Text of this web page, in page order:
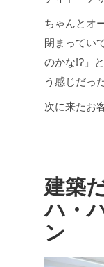
ちゃんとオ
閉まってい
のかな!?」
う感じだった
次に来たお
建築
ハ・
ン